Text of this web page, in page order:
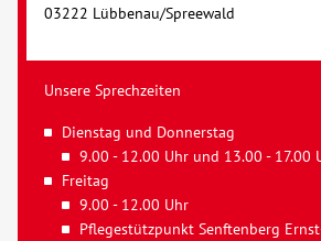
03222 Lübbenau/Spreewald
Unsere Sprechzeiten
Dienstag und Donnerstag
9.00 - 12.00 Uhr und 13.00 - 17.00
Freitag
9.00 - 12.00 Uhr
Pflegestützpunkt Senftenberg